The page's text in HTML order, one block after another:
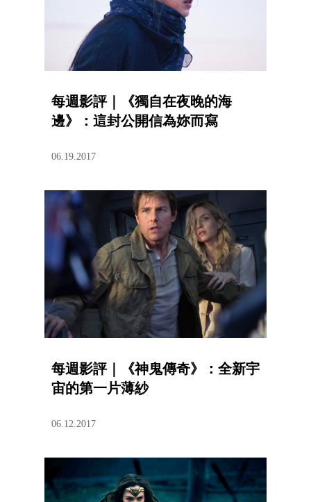
每週影評｜《獨自在夜晚的海
邊》：這封公開信為妳而寫
06.19.2017
每週影評｜《神鬼傳奇》：全新宇
宙的第一片薄紗
06.12.2017